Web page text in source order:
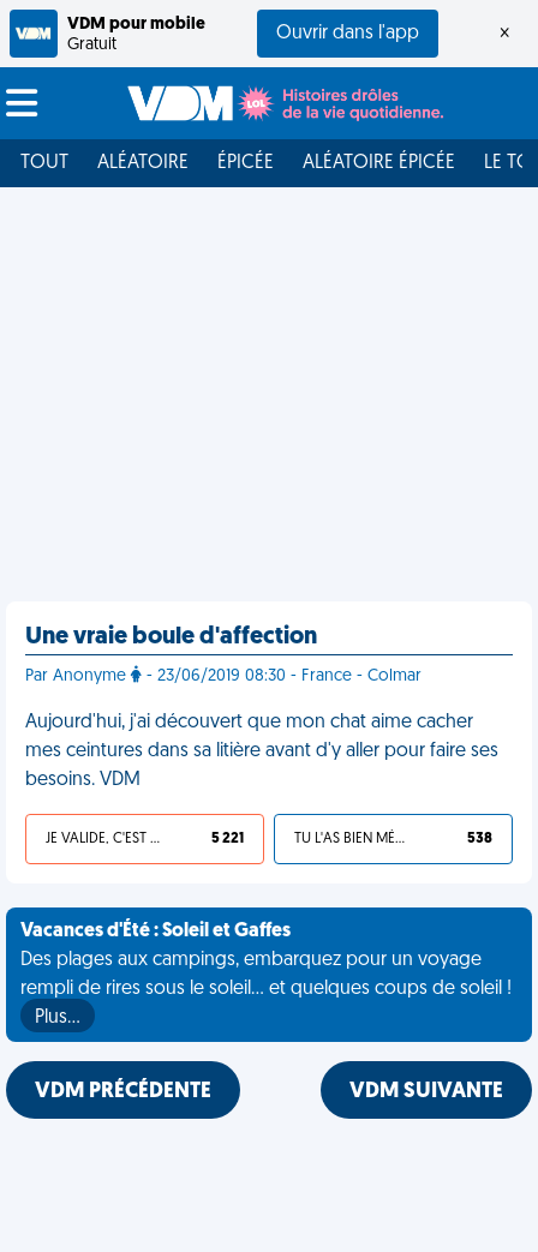
VDM pour mobile
Gratuit
Ouvrir dans l'app ×
TOUT ALÉATOIRE ÉPICÉE ALÉATOIRE ÉPICÉE LE
Une vraie boule d'affection
Par Anonyme - 23/06/2019 08:30 - France - Colmar
Aujourd'hui, j'ai découvert que mon chat aime cacher
mes ceintures dans sa litière avant d'y aller pour faire ses
besoins. VDM
JE VALIDE, C'EST UNE VDM 5 221 TU L'AS BIEN MÉRITÉ 538
Vacances d'Été : Soleil et Gaffes
Des plages aux campings, embarquez pour un voyage
rempli de rires sous le soleil... et quelques coups de soleil !
Plus…
VDM PRÉCÉDENTE VDM SUIVANTE